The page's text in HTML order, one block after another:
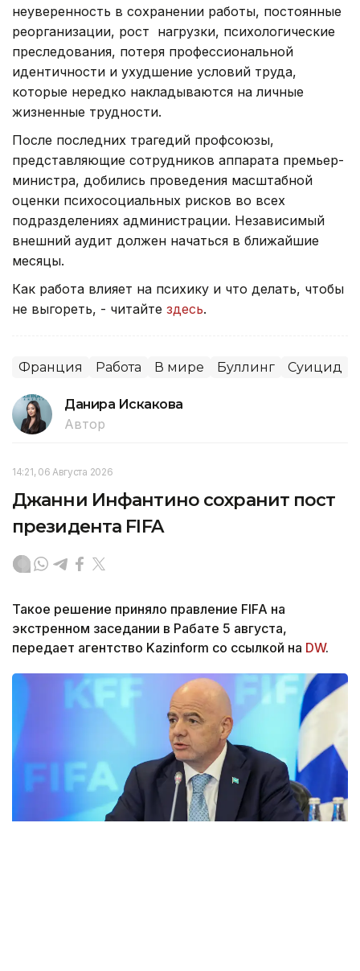
неуверенность в сохранении работы, постоянные
реорганизации, рост нагрузки, психологические
преследования, потеря профессиональной
идентичности и ухудшение условий труда,
которые нередко накладываются на личные
жизненные трудности.
После последних трагедий профсоюзы,
представляющие сотрудников аппарата премьер-
министра, добились проведения масштабной
оценки психосоциальных рисков во всех
подразделениях администрации. Независимый
внешний аудит должен начаться в ближайшие
месяцы.
Как работа влияет на психику и что делать, чтобы
не выгореть, - читайте здесь.
Франция Работа В мире Буллинг Суицид
Данира Искакова
Автор
14:21, 06 Августа 2026
Джанни Инфантино сохранит пост
президента FIFA
Такое решение приняло правление FIFA на
экстренном заседании в Рабате 5 августа,
передает агентство Kazinform со ссылкой на DW.